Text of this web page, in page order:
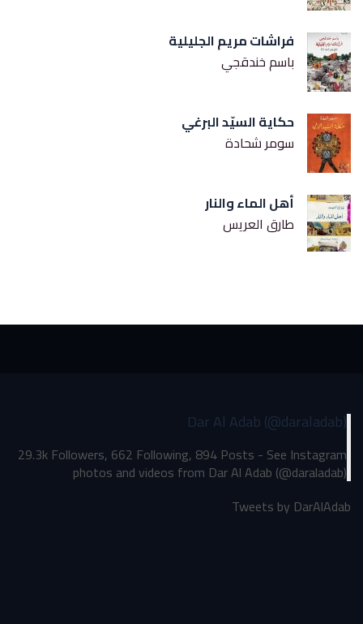
فراشات مريم الجليلية
باسم خندقجي
حكاية السيّد البرغي
سومر شحادة
أهل الماء والنار
طارق العريس
Dar Al Adab (@daraladab)
29.3k Followers, 662 Following, 894 Posts - See Instagram
photos and videos from Dar Al Adab (@daraladab)
Tweets by DarAlAdab